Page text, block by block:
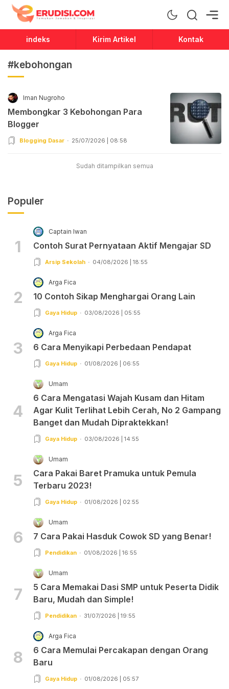
Erudisi
Temukan Jawaban dan Inspirasi
indeks Kirim Artikel Kontak
#kebohongan
Iman Nugroho
Membongkar 3 Kebohongan Para
Blogger
Blogging Dasar 25/07/2026 | 08:58
Sudah ditampilkan semua
Populer
1
Captain Iwan
Contoh Surat Pernyataan Aktif Mengajar SD
Arsip Sekolah 04/08/2026 | 18:55
2
Arga Fica
10 Contoh Sikap Menghargai Orang Lain
Gaya Hidup 03/08/2026 | 05:55
3
Arga Fica
6 Cara Menyikapi Perbedaan Pendapat
Gaya Hidup 01/08/2026 | 06:55
4
Umam
6 Cara Mengatasi Wajah Kusam dan Hitam
Agar Kulit Terlihat Lebih Cerah, No 2 Gampang
Banget dan Mudah Dipraktekkan!
Gaya Hidup 03/08/2026 | 14:55
5
Umam
Cara Pakai Baret Pramuka untuk Pemula
Terbaru 2023!
Gaya Hidup 01/08/2026 | 02:55
6
Umam
7 Cara Pakai Hasduk Cowok SD yang Benar!
Pendidikan 01/08/2026 | 16:55
7
Umam
5 Cara Memakai Dasi SMP untuk Peserta Didik
Baru, Mudah dan Simple!
Pendidikan 31/07/2026 | 19:55
8
Arga Fica
6 Cara Memulai Percakapan dengan Orang
Baru
Gaya Hidup 01/08/2026 | 05:57